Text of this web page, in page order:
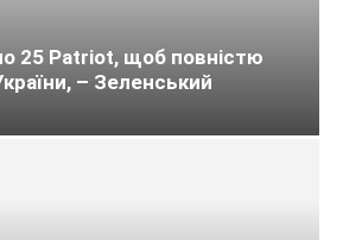
25 Patriot, щоб повністю
– Зеленський